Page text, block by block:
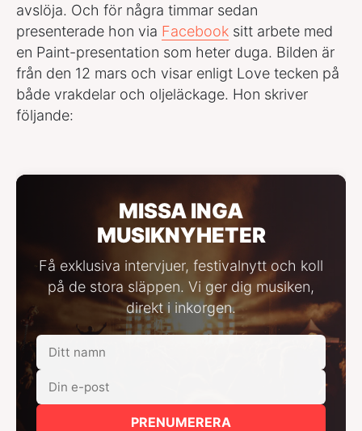
avslöja. Och för några timmar sedan
presenterade hon via Facebook sitt arbete med
en Paint-presentation som heter duga. Bilden är
från den 12 mars och visar enligt Love tecken på
både vrakdelar och oljeläckage. Hon skriver
följande:
MISSA INGA
MUSIKNYHETER
Få exklusiva intervjuer, festivalnytt och koll
på de stora släppen. Vi ger dig musiken,
direkt i inkorgen.
PRENUMERERA